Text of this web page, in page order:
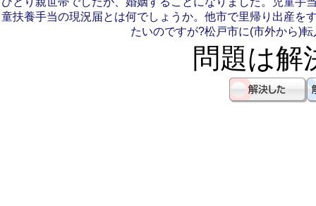
童扶養手当の現況届とは何でしょうか。 他市で里帰り出産を
たいのですが?松戸市に(市外から)
問題は解